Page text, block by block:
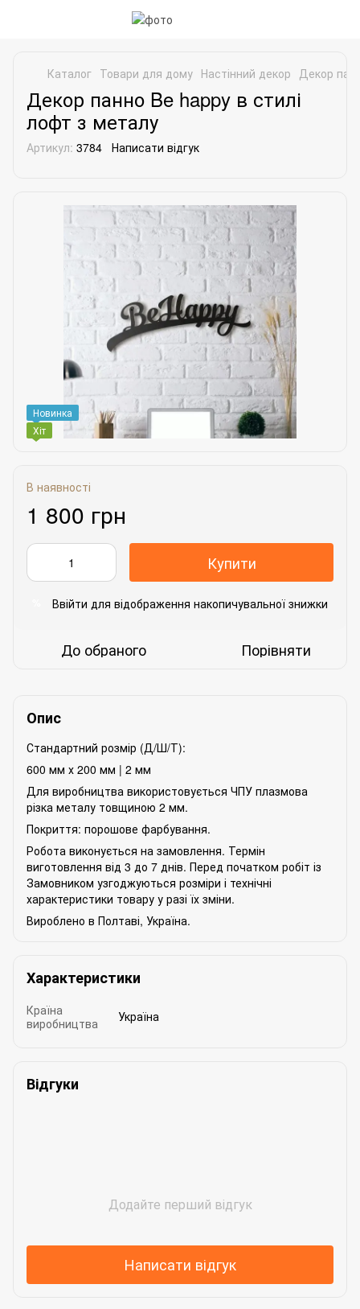
Каталог Товари для дому Настінний декор Декор
Декор панно Be happy в стилі
лофт з металу
Артикул: 3784 Написати відгук
Новинка
Хіт
В наявності
1 800 грн
Купити
Ввійти для відображення накопичувальної знижки
До обраного Порівняти
Опис
Стандартний розмір (Д/Ш/Т):
600 мм х 200 мм | 2 мм
Для виробництва використовується ЧПУ плазмова
різка металу товщиною 2 мм.
Покриття: порошове фарбування.
Робота виконується на замовлення. Термін
виготовлення від 3 до 7 днів. Перед початком робіт із
Замовником узгоджуються розміри і технічні
характеристики товару у разі їх зміни.
Вироблено в Полтаві, Україна.
Характеристики
Країна
виробництва
Україна
Відгуки
Додайте перший відгук
Написати відгук